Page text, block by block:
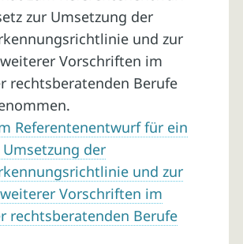
zur Umsetzung der
und zur
Vorschriften im
rechtsberatenden Berufe
Referentenentwurf für ein
Umsetzung der
und zur
Vorschriften im
rechtsberatenden Berufe